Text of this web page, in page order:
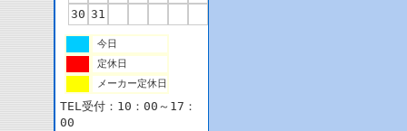
30 31
今日
定休日
メーカー定休日
TEL受付：10：00～17：
00